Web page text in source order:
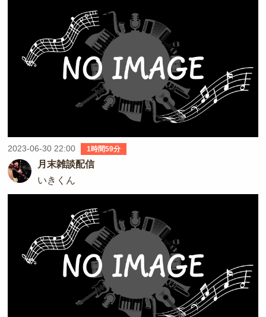
2023-06-30 22:00 1時間59分
月末雑談配信
いきくん